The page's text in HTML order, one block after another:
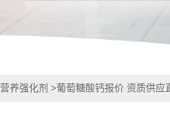
营养强化剂 >葡萄糖酸钙报价 资质供应